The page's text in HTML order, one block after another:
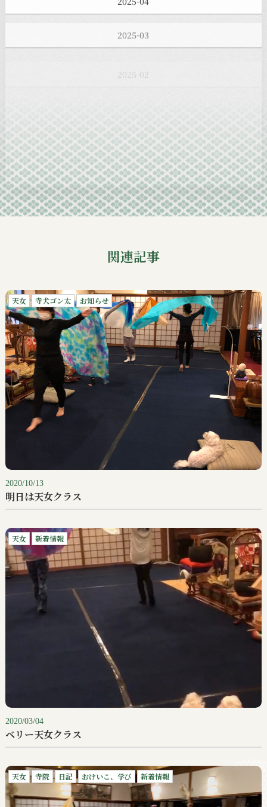
2025-02
2025-01
2024-10
2024-09
関連記事
天女 寺犬ゴン太 お知らせ
2020/10/13
明日は天女クラス
天女 新着情報
2020/03/04
ベリー天女クラス
天女 寺院 日記 おけいこ、学び 新着情報